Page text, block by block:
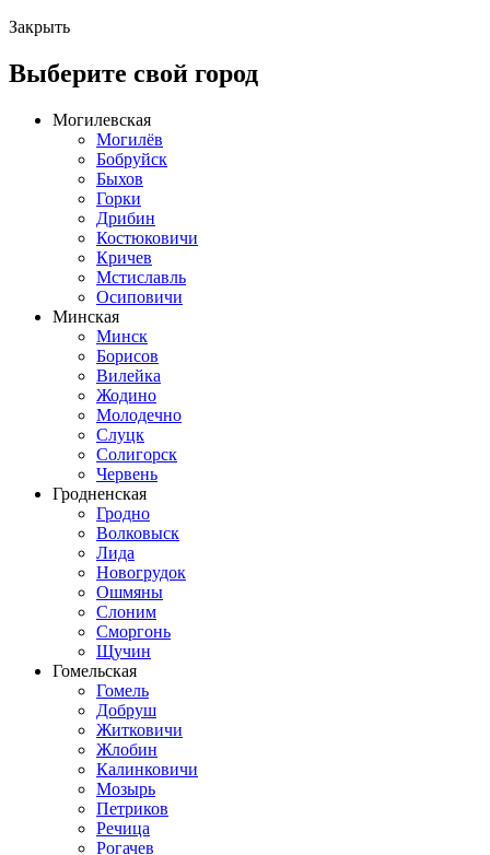
Закрыть
Выберите свой город
Могилевская
Могилёв
Бобруйск
Быхов
Горки
Дрибин
Костюковичи
Кричев
Мстиславль
Осиповичи
Минская
Минск
Борисов
Вилейка
Жодино
Молодечно
Слуцк
Солигорск
Червень
Гродненская
Гродно
Волковыск
Лида
Новогрудок
Ошмяны
Слоним
Сморгонь
Щучин
Гомельская
Гомель
Добруш
Житковичи
Жлобин
Калинковичи
Мозырь
Петриков
Речица
Рогачев